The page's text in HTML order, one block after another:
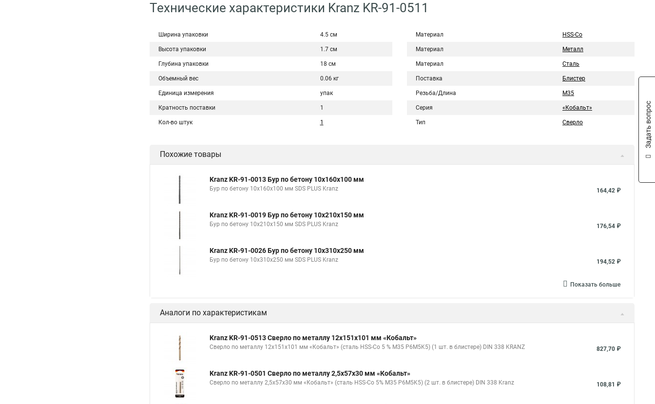
Технические характеристики Kranz KR-91-0511
Ширина упаковки 4.5 см
Высота упаковки 1.7 см
Глубина упаковки 18 см
Объемный вес 0.06 кг
Единица измерения упак
Кратность поставки 1
Кол-во штук 1
Материал HSS-Co
Материал Металл
Материал Сталь
Поставка Блистер
Резьба/Длина M35
Серия «Кобальт»
Тип Сверло
Похожие товары
Kranz KR-91-0013 Бур по бетону 10x160x100 мм
Бур по бетону 10x160x100 мм SDS PLUS Kranz 164,42 ₽
Kranz KR-91-0019 Бур по бетону 10x210x150 мм
Бур по бетону 10x210x150 мм SDS PLUS Kranz 176,54 ₽
Kranz KR-91-0026 Бур по бетону 10x310x250 мм
Бур по бетону 10x310x250 мм SDS PLUS Kranz 194,52 ₽
Показать больше
Аналоги по характеристикам
Kranz KR-91-0513 Сверло по металлу 12х151х101 мм «Кобальт»
Сверло по металлу 12х151х101 мм «Кобальт» (сталь HSS-Co 5 % M35 P6M5K5) (1 шт. в блистере) DIN 338 KRANZ 827,70 ₽
Kranz KR-91-0501 Сверло по металлу 2,5х57х30 мм «Кобальт»
Сверло по металлу 2,5х57х30 мм «Кобальт» (сталь HSS-Co 5% M35 P6M5K5) (2 шт. в блистере) DIN 338 Kranz 108,81 ₽
Задать вопрос